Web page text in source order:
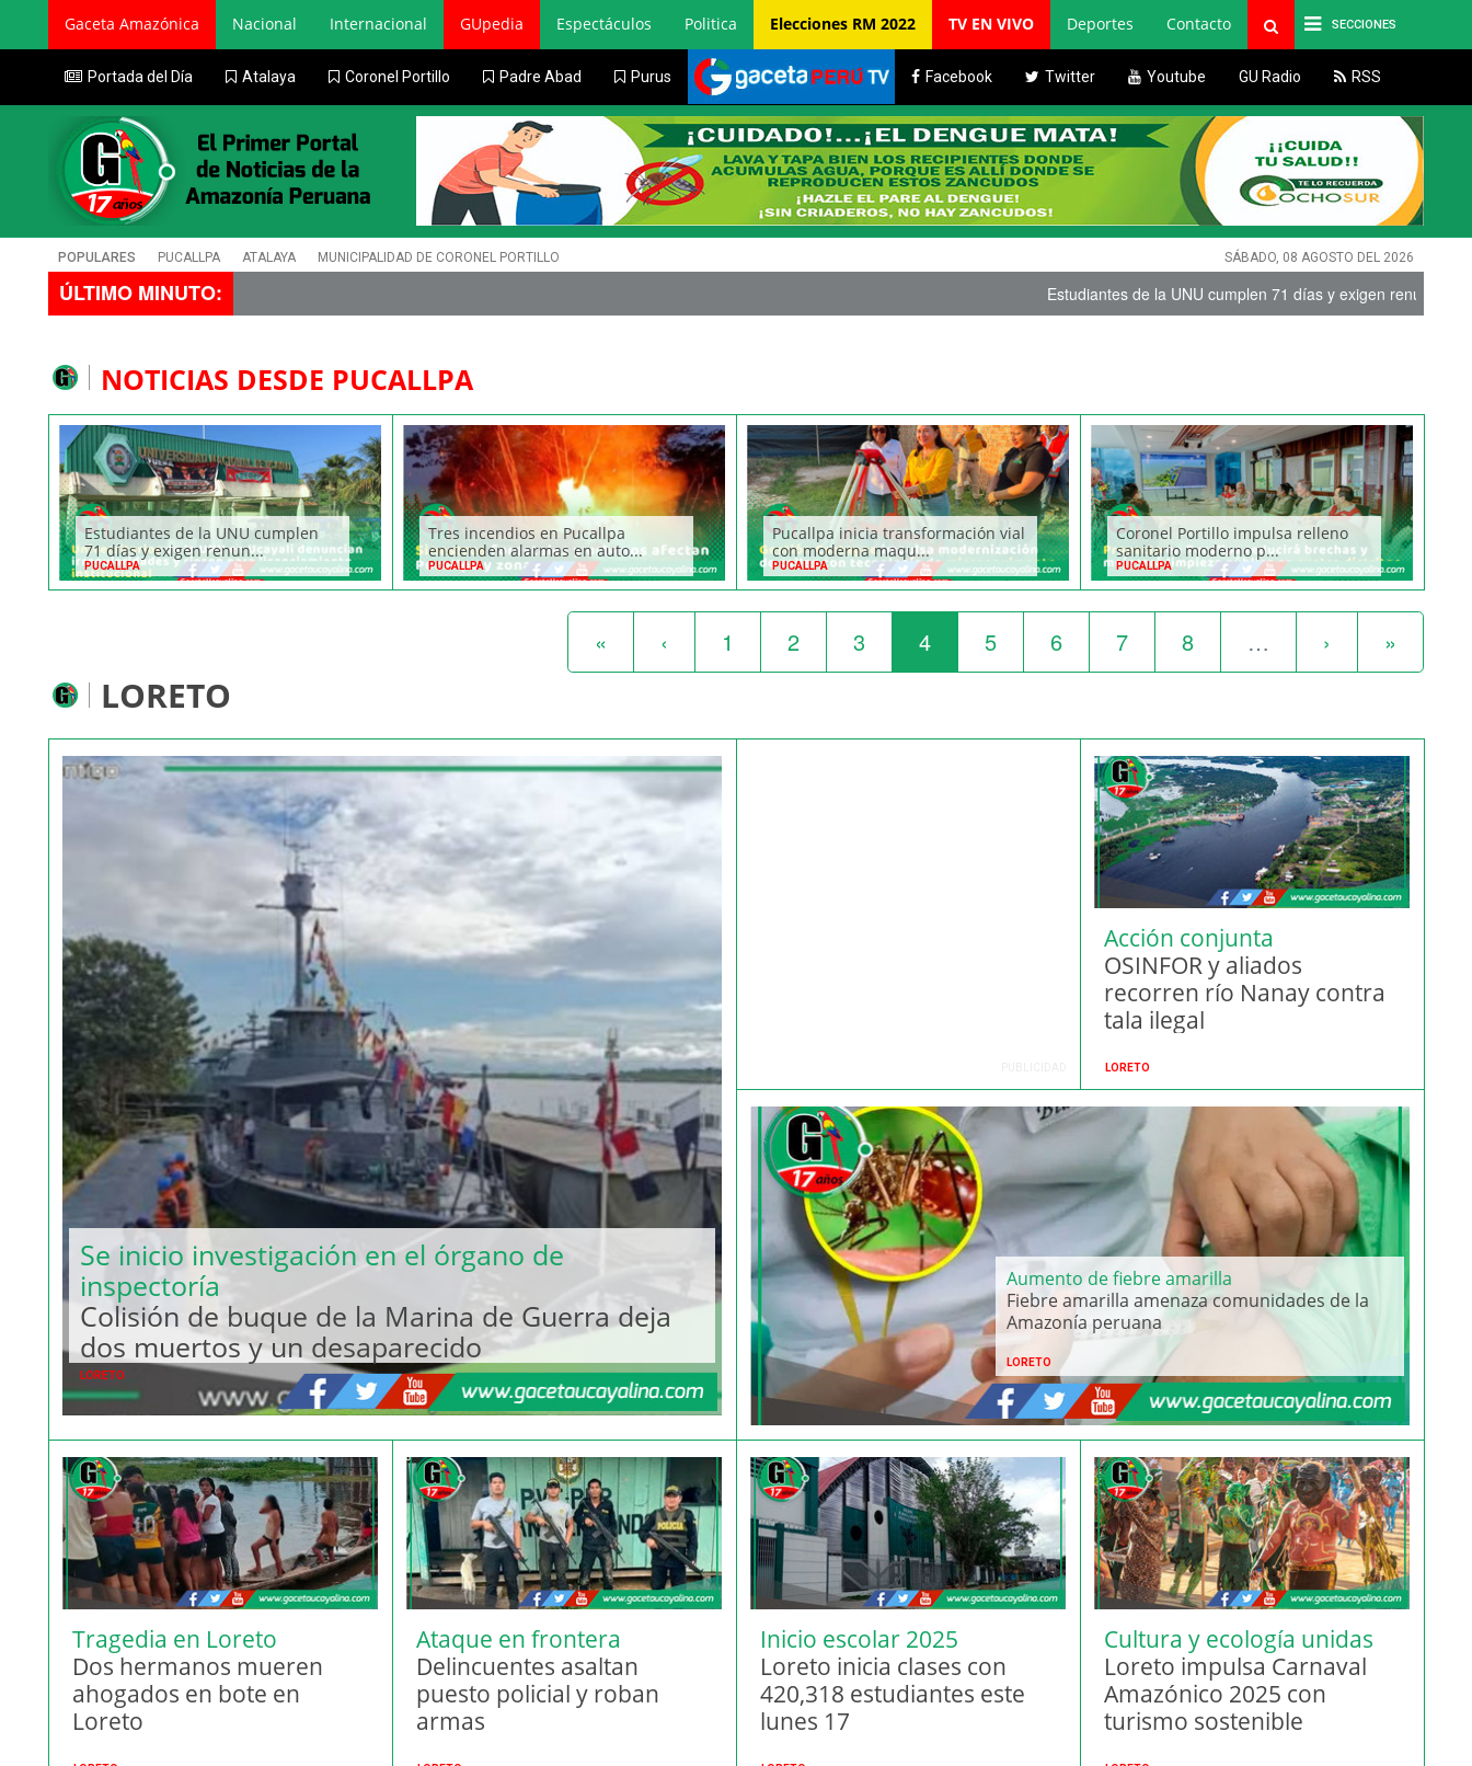
SECCIONES
Gaceta Amazónica Nacional Internacional GUpedia Espectáculos Politica Elecciones RM 2022 TV EN VIVO Deportes Contacto
Portada del Día Atalaya Coronel Portillo Padre Abad Purus Facebook Twitter Youtube GU Radio RSS
POPULARES PUCALLPA ATALAYA MUNICIPALIDAD DE CORONEL PORTILLO SÁBADO, 08 AGOSTO DEL 2026
ÚLTIMO MINUTO: Estudiantes de la UNU cumplen 71 días y exigen renuncias|Intensa lluvia en
NOTICIAS DESDE PUCALLPA
Estudiantes de la UNU cumplen
71 días y exigen renun...
PUCALLPA
Tres incendios en Pucallpa
encienden alarmas en auto...
PUCALLPA
Pucallpa inicia transformación vial
con moderna maqu...
PUCALLPA
Coronel Portillo impulsa relleno
sanitario moderno p...
PUCALLPA
« ‹ 1 2 3 4 5 6 7 8 … › »
LORETO
Se inicio investigación en el órgano de
inspectoría
Colisión de buque de la Marina de Guerra deja
dos muertos y un desaparecido
LORETO
Acción conjunta
OSINFOR y aliados
recorren río Nanay contra
tala ilegal
LORETO
Aumento de fiebre amarilla
Fiebre amarilla amenaza comunidades de la
Amazonía peruana
LORETO
Tragedia en Loreto
Dos hermanos mueren
ahogados en bote en
Loreto
Ataque en frontera
Delincuentes asaltan
puesto policial y roban
armas
Inicio escolar 2025
Loreto inicia clases con
420,318 estudiantes este
lunes 17
Cultura y ecología unidas
Loreto impulsa Carnaval
Amazónico 2025 con
turismo sostenible